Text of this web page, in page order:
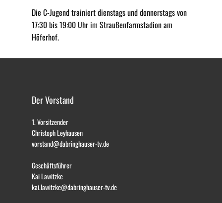
Die C-Jugend trainiert dienstags und donnerstags von
17:30 bis 19:00 Uhr im Straußenfarmstadion am
Höferhof.
Der Vorstand
1. Vorsitzender
Christoph Leyhausen
vorstand@dabringhauser-tv.de
Geschäftsführer
Kai Lawitzke
kai.lawitzke@dabringhauser-tv.de